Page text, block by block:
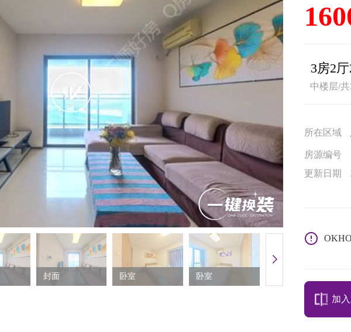
封面 卧室 卧室
3房2
中楼层/共
所在区域
房源编号
更新日期
加